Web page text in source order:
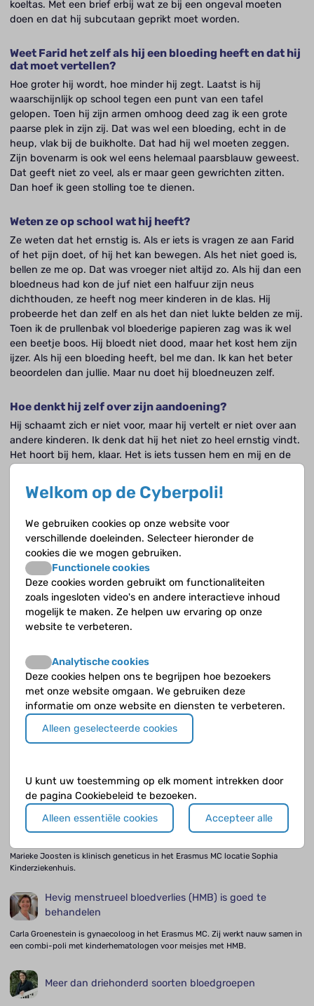
koeltas. Met een brief erbij wat ze bij een ongeval moeten
doen en dat hij subcutaan geprikt moet worden.
Weet Farid het zelf als hij een bloeding heeft en dat hij
dat moet vertellen?
Hoe groter hij wordt, hoe minder hij zegt. Laatst is hij
waarschijnlijk op school tegen een punt van een tafel
gelopen. Toen hij zijn armen omhoog deed zag ik een grote
paarse plek in zijn zij. Dat was wel een bloeding, echt in de
heup, vlak bij de buikholte. Dat had hij wel moeten zeggen.
Zijn bovenarm is ook wel eens helemaal paarsblauw geweest.
Dat geeft niet zo veel, als er maar geen gewrichten zitten.
Dan hoef ik geen stolling toe te dienen.
Weten ze op school wat hij heeft?
Ze weten dat het ernstig is. Als er iets is vragen ze aan Farid
of het pijn doet, of hij het kan bewegen. Als het niet goed is,
bellen ze me op. Dat was vroeger niet altijd zo. Als hij dan een
bloedneus had kon de juf niet een halfuur zijn neus
dichthouden, ze heeft nog meer kinderen in de klas. Hij
probeerde het dan zelf en als het dan niet lukte belden ze mij.
Toen ik de prullenbak vol bloederige papieren zag was ik wel
een beetje boos. Hij bloedt niet dood, maar het kost hem zijn
ijzer. Als hij een bloeding heeft, bel me dan. Ik kan het beter
beoordelen dan jullie. Maar nu doet hij bloedneuzen zelf.
Hoe denkt hij zelf over zijn aandoening?
Hij schaamt zich er niet voor, maar hij vertelt er niet over aan
andere kinderen. Ik denk dat hij het niet zo heel ernstig vindt.
Het hoort bij hem, klaar. Het is iets tussen hem en mij en de
arts, maar niet dat het een geheim is.
Maak je je zorgen over Farid?
Nee, helemaal niet. Er wordt onderzoek gedaan naar nieuwe
middelen die langer werken. Hij krijgt nu geen medicijnen,
alleen als dat nodig is.
Hoe zie je de toekomst?
Hetzelfde als voor mijn andere kinderen. Hij doet wat hij wil.
Van de week zag ik hem nog heel wild fietsen. Ik riep hem toe,
wat ben je aan het doen!! Beetje langzamer!! Hij riep dat het
De groepsgesprekken vind ik leuk
Jongvolwassenen met hemofilie en Von Willebrand
Karina Meijer is hematoloog voor volwassenen in het UMC Groningen. Ze
begeleidt o.a. jongvolwassenen met hemofilie en de ziekte van Von Willebrand.
Soms komen klachten pas later aan het licht
Marieke Joosten is klinisch geneticus in het Erasmus MC locatie Sophia
Kinderziekenhuis.
Hevig menstrueel bloedverlies (HMB) is goed te
behandelen
Carla Groenestein is gynaecoloog in het Erasmus MC. Zij werkt nauw samen in
een combi-poli met kinderhematologen voor meisjes met HMB.
Meer dan driehonderd soorten bloedgroepen
Welkom op de Cyberpoli!
We gebruiken cookies op onze website voor
verschillende doeleinden. Selecteer hieronder de
cookies die we mogen gebruiken.
Functionele cookies
Deze cookies worden gebruikt om functionaliteiten
zoals ingesloten video's en andere interactieve inhoud
mogelijk te maken. Ze helpen uw ervaring op onze
website te verbeteren.
Analytische cookies
Deze cookies helpen ons te begrijpen hoe bezoekers
met onze website omgaan. We gebruiken deze
informatie om onze website en diensten te verbeteren.
Alleen geselecteerde cookies
U kunt uw toestemming op elk moment intrekken door
de pagina Cookiebeleid te bezoeken.
Alleen essentiële cookies
Accepteer alle